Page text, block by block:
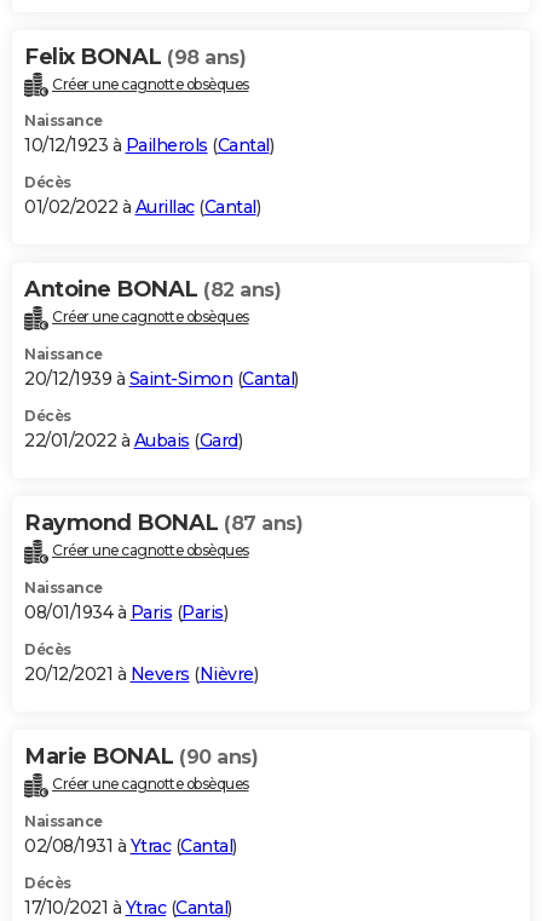
Felix BONAL (98 ans)
Créer une cagnotte obsèques
Naissance
10/12/1923 à Pailherols (Cantal )
Décès
01/02/2022 à Aurillac(Cantal )
Antoine BONAL (82 ans)
Créer une cagnotte obsèques
Naissance
20/12/1939 à Saint-Simon (Cantal)
Décès
22/01/2022 à Aubais (Gard)
Raymond BONAL (87 ans)
Créer une cagnotte obsèques
Naissance
08/01/1934 à Paris (Paris)
Décès
20/12/2021 à Nevers (Nièvre)
Marie BONAL (90 ans)
Créer une cagnotte obsèques
Naissance
02/08/1931 à Ytrac(Cantal)
Décès
17/10/2021 à Ytrac(Cantal)